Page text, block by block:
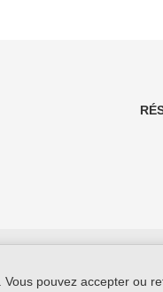
pouvez accepter ou